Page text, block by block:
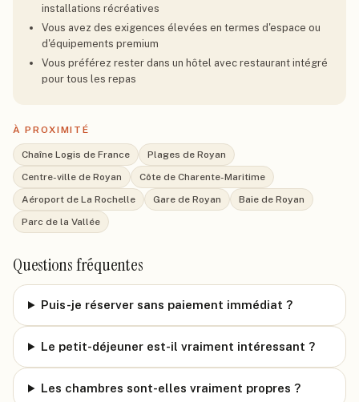
installations récréatives
Vous avez des exigences élevées en termes d'espace ou
d'équipements premium
Vous préférez rester dans un hôtel avec restaurant intégré
pour tous les repas
À PROXIMITÉ
Chaîne Logis de France
Plages de Royan
Centre-ville de Royan
Côte de Charente-Maritime
Aéroport de La Rochelle
Gare de Royan
Baie de Royan
Parc de la Vallée
Questions fréquentes
Puis-je réserver sans paiement immédiat ?
Le petit-déjeuner est-il vraiment intéressant ?
Les chambres sont-elles vraiment propres ?